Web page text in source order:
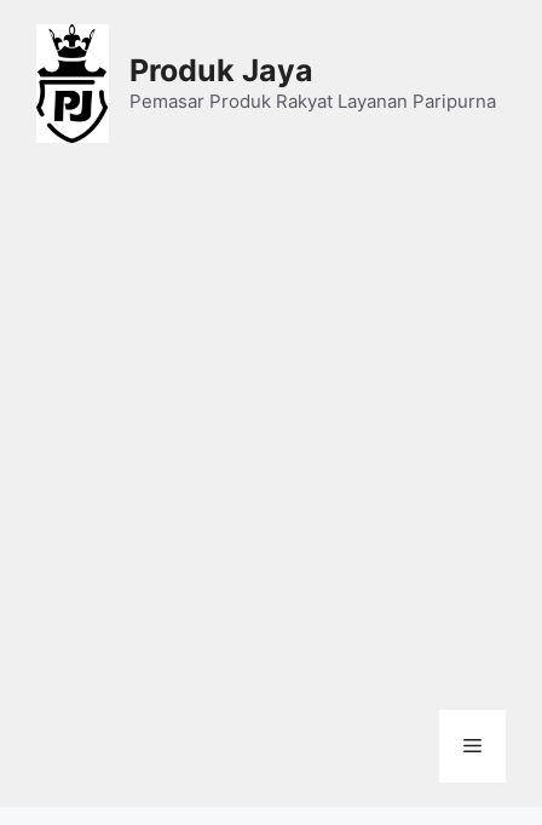
content
Produk Jaya
Pemasar Produk Rakyat Layanan Paripurna
Menu